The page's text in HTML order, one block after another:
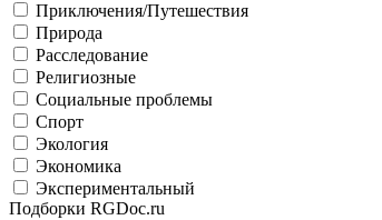
Приключения/Путешествия
Природа
Расследование
Религиозные
Социальные проблемы
Спорт
Экология
Экономика
Экспериментальный
Подборки RGDoc.ru